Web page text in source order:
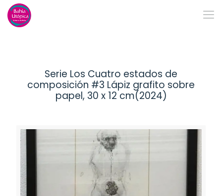
Serie Los Cuatro estados de
composición #3 Lápiz grafito sobre
papel, 30 x 12 cm(2024)